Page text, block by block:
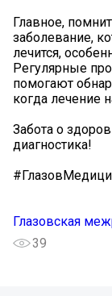
Главное,
заболевание,
лечится,
Регулярные
помогают
когда лечение
Забота о
диагностика!
Глазовская
39